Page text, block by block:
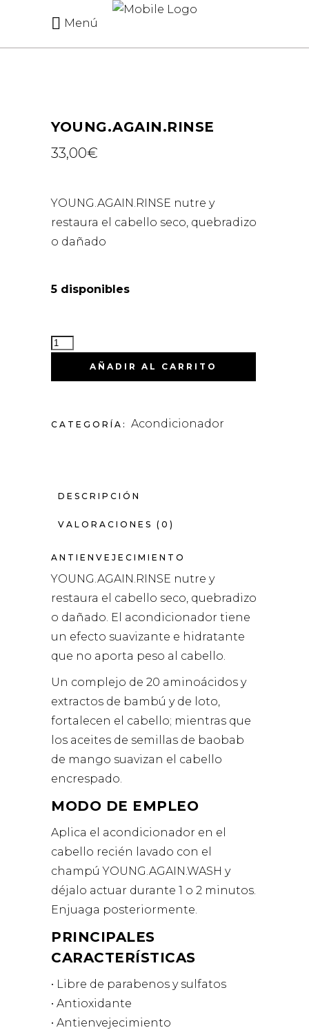
Menú
YOUNG.AGAIN.RINSE
33,00€
YOUNG.AGAIN.RINSE nutre y
restaura el cabello seco, quebradizo
o dañado
5 disponibles
YOUNG.AGAIN.RINSE
CANTIDAD
AÑADIR AL CARRITO
CATEGORÍA: Acondicionador
DESCRIPCIÓN
VALORACIONES (0)
ANTIENVEJECIMIENTO
YOUNG.AGAIN.RINSE nutre y
restaura el cabello seco, quebradizo
o dañado. El acondicionador tiene
un efecto suavizante e hidratante
que no aporta peso al cabello.
Un complejo de 20 aminoácidos y
extractos de bambú y de loto,
fortalecen el cabello; mientras que
los aceites de semillas de baobab
de mango suavizan el cabello
encrespado.
MODO DE EMPLEO
Aplica el acondicionador en el
cabello recién lavado con el
champú YOUNG.AGAIN.WASH y
déjalo actuar durante 1 o 2 minutos.
Enjuaga posteriormente.
PRINCIPALES
CARACTERÍSTICAS
• Libre de parabenos y sulfatos
• Antioxidante
• Antienvejecimiento